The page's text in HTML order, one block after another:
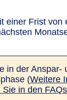
einer Frist von
in der An­spar-
(Weitere
in den FAQs